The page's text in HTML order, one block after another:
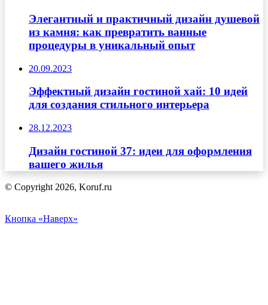
Элегантный и практичный дизайн душевой
из камня: как превратить ванные
процедуры в уникальный опыт
20.09.2023
Эффектный дизайн гостиной хай: 10 идей
для создания стильного интерьера
28.12.2023
Дизайн гостиной 37: идеи для оформления
вашего жилья
© Copyright 2026, Koruf.ru
Кнопка «Наверх»